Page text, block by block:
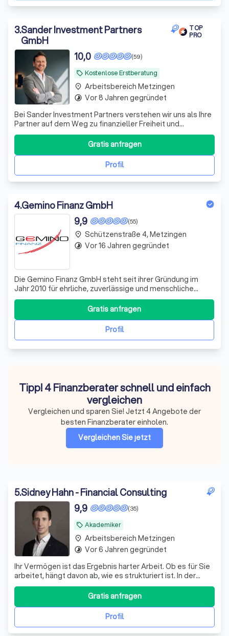
3.Sander Investment Partners
GmbH
TOP
PRO
local_offer Kostenlose Erstberatung
(59)
10,0
Bei Sander Investment Partners verstehen wir uns als Ihre
Partner auf dem Weg zu finanzieller Freiheit und
Sicherheit. Mit über einem Jahrzehnt Erfahrung im
Investmentbereich und einem engagierten Team aus
Experten bieten wir maßgeschneiderte Anlagestrategien,
die perfekt auf Ihre individuellen Bedü
Profil
Gratis anfragen
place Arbeitsbereich Metzingen
timelapse Vor 8 Jahren gegründet
4.Gemino Finanz GmbH
(55)
9,9
Die Gemino Finanz GmbH steht seit ihrer Gründung im
Jahr 2010 für ehrliche, zuverlässige und menschliche
Beratung im Finanz- und Versicherungsbereich.
Gegründet im Herzen des Ermstals und tief in der Region
verwurzelt, setzen wir auf langfristige, vertrauensvolle
Beziehungen zu unseren Kunden. Unser
Profil
Gratis anfragen
place Schützenstraße 4, Metzingen
timelapse Vor 16 Jahren gegründet
Tipp! 4 Finanzberater schnell und einfach
vergleichen
Vergleichen und sparen Sie! Jetzt 4 Angebote der
besten Finanzberater einholen.
Vergleichen Sie jetzt
5.Sidney Hahn - Financial Consulting
local_offer Akademiker
(35)
9,9
Ihr Vermögen ist das Ergebnis harter Arbeit. Ob es für Sie
arbeitet, hängt davon ab, wie es strukturiert ist. In der
Praxis zeigen sich bei bestehenden Depots regelmäßig
dieselben Schwachstellen: – eine Zusammensetzung, die
aus einzelnen Empfehlungen gewachsen ist statt aus
Profil
Gratis anfragen
place Arbeitsbereich Metzingen
timelapse Vor 6 Jahren gegründet